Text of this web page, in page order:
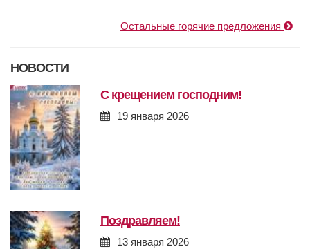
Остальные горячие предложения
НОВОСТИ
с крещением господним!
19 января 2026
поздравляем!
13 января 2026